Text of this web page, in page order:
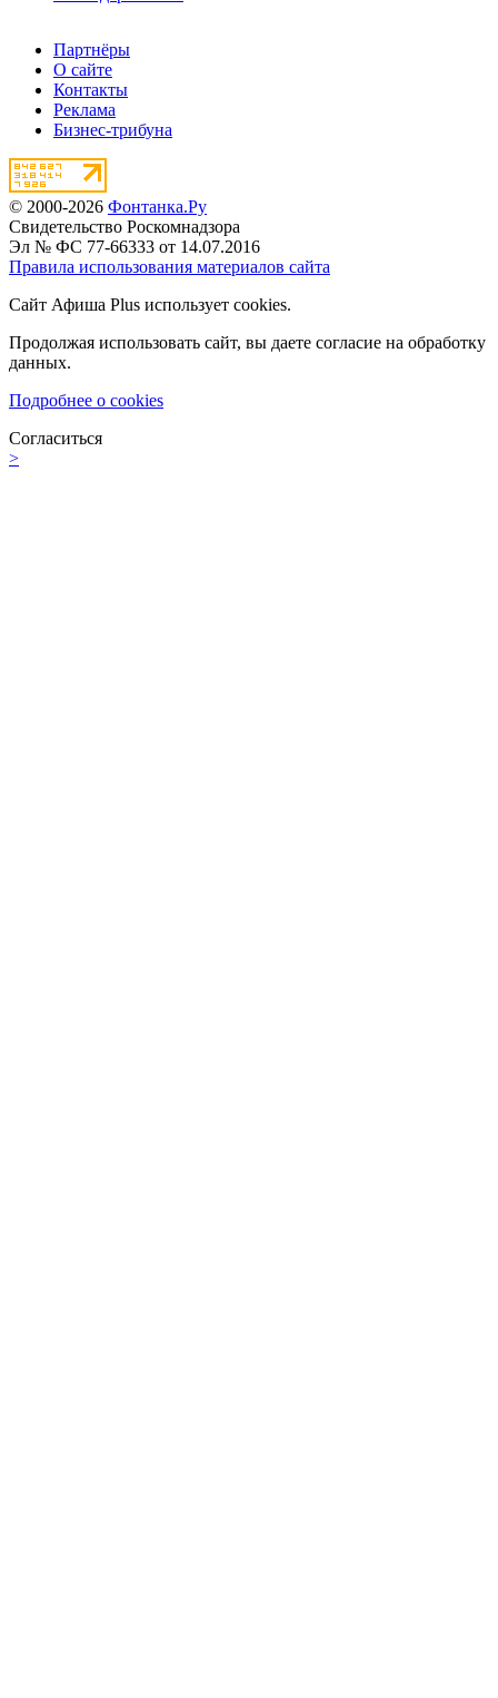
Партнёры
О сайте
Контакты
Реклама
Бизнес-трибуна
© 2000-2026 Фонтанка.Ру
Свидетельство Роскомнадзора
Эл № ФС 77-66333 от 14.07.2016
Правила использования материалов сайта
Сайт Афиша Plus использует cookies.
Продолжая использовать сайт, вы даете согласие на обработку
данных.
Подробнее о cookies
Согласиться
>